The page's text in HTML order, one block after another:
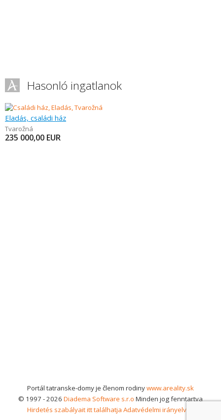
Hasonló ingatlanok
Eladás, családi ház
Tvarožná
235 000,00 EUR
Portál tatranske-domy je členom rodinywww.areality.sk
© 1997 - 2026 Diadema Software s.r.o Minden jog fenntartva
Hirdetés szabályait itt találhatja Adatvédelmi irányelvek